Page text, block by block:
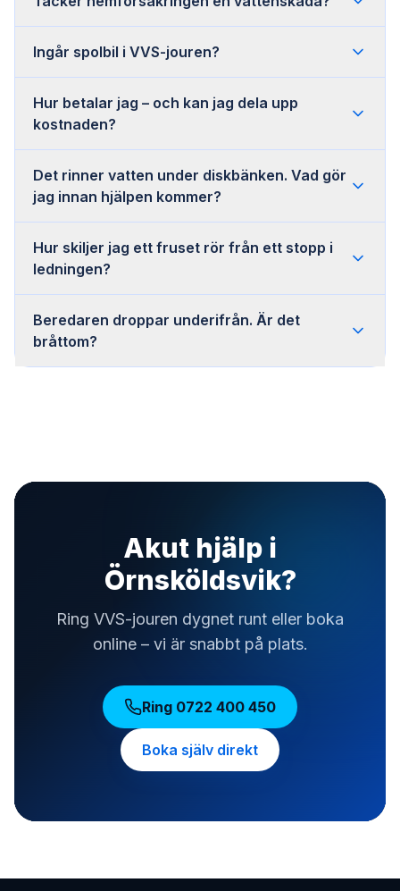
Ingår spolbil i VVS-jouren?
Hur betalar jag – och kan jag dela upp
kostnaden?
Det rinner vatten under diskbänken. Vad gör
jag innan hjälpen kommer?
Hur skiljer jag ett fruset rör från ett stopp i
ledningen?
Beredaren droppar underifrån. Är det
bråttom?
Akut hjälp i
Örnsköldsvik?
Ring VVS-jouren dygnet runt eller boka
online – vi är snabbt på plats.
Ring 0722 400 450
Boka själv direkt